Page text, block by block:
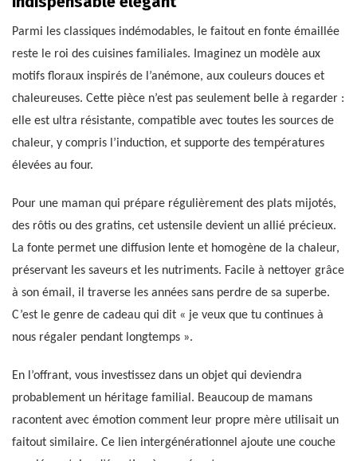
Parmi les classiques indémodables, le faitout en fonte émaillée
reste le roi des cuisines familiales. Imaginez un modèle aux
motifs floraux inspirés de l’anémone, aux couleurs douces et
chaleureuses. Cette pièce n’est pas seulement belle à regarder :
elle est ultra résistante, compatible avec toutes les sources de
chaleur, y compris l’induction, et supporte des températures
élevées au four.
Pour une maman qui prépare régulièrement des plats mijotés,
des rôtis ou des gratins, cet ustensile devient un allié précieux.
La fonte permet une diffusion lente et homogène de la chaleur,
préservant les saveurs et les nutriments. Facile à nettoyer grâce
à son émail, il traverse les années sans perdre de sa superbe.
C’est le genre de cadeau qui dit « je veux que tu continues à
nous régaler pendant longtemps ».
En l’offrant, vous investissez dans un objet qui deviendra
probablement un héritage familial. Beaucoup de mamans
racontent avec émotion comment leur propre mère utilisait un
faitout similaire. Ce lien intergénérationnel ajoute une couche